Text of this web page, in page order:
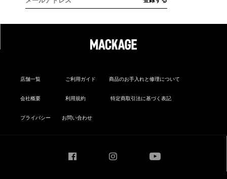
店舗一覧 ご利用ガイド 商品のお手入れと修理について
会社概要 利用規約 特定商取引法に基づく表記
プライバシー お問い合わせ
Instagram